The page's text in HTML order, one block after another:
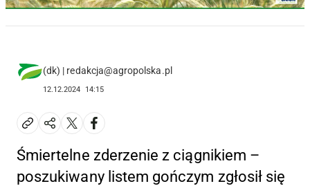
(dk) | redakcja@agropolska.pl
12.12.2024 14:15
Śmiertelne zderzenie z ciągnikiem –
poszukiwany listem gończym zgłosił się